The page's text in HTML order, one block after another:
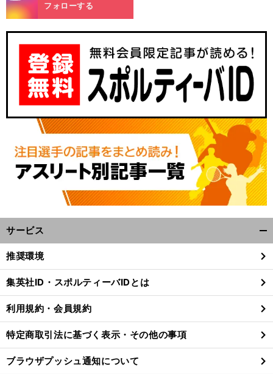
フォローする
サービス
閉
る
推奨環境
集英社ID・スポルティーバIDとは
利用規約・会員規約
特定商取引法に基づく表示・その他の事項
ブラウザプッシュ通知について